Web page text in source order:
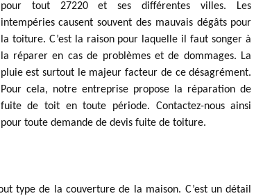
pour tout 27220 et ses différentes villes. Les
intempéries causent souvent des mauvais dégâts pour
la toiture. C’est la raison pour laquelle il faut songer à
la réparer en cas de problèmes et de dommages. La
pluie est surtout le majeur facteur de ce désagrément.
Pour cela, notre entreprise propose la réparation de
fuite de toit en toute période. Contactez-nous ainsi
pour toute demande de devis fuite de toiture.
type de la couverture de la maison. C’est un détail